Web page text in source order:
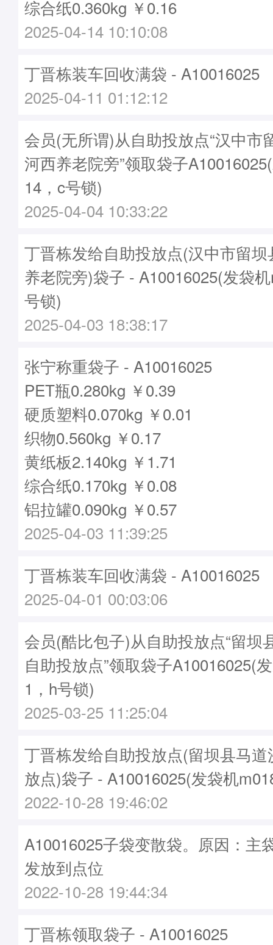
综合纸0.360kg ￥0.16
2025-04-14 10:10:08
丁晋栋装车回收满袋 - A10016025
2025-04-11 01:12:12
会员(无所谓)从自助投放点“汉中市
河西养老院旁”领取袋子
14，c号锁)
2025-04-04 10:33:22
丁晋栋发给自助投放点(汉中市留
养老院旁)袋子 - A10016025(发袋
号锁)
2025-04-03 18:38:17
张宁称重袋子 - A10016025
PET瓶0.280kg ￥0.39
硬质塑料0.070kg ￥0.01
织物0.560kg ￥0.17
黄纸板2.140kg ￥1.71
综合纸0.170kg ￥0.08
铝拉罐0.090kg ￥0.57
2025-04-03 11:39:25
丁晋栋装车回收满袋 - A10016025
2025-04-01 00:03:06
会员(酷比包子)从自助投放点“留坝
自助投放点”领取袋子A10016025(
1，h号锁)
2025-03-25 11:25:04
丁晋栋发给自助投放点(留坝县马
放点)袋子 - A10016025(发袋机
2022-10-28 19:46:02
A10016025子袋变散袋。原因：主
发放到点位
2022-10-28 19:44:34
丁晋栋领取袋子 - A10016025